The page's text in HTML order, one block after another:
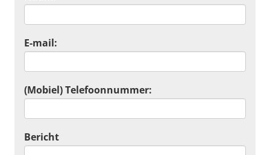
E-mail:
(Mobiel) Telefoonnummer:
Bericht